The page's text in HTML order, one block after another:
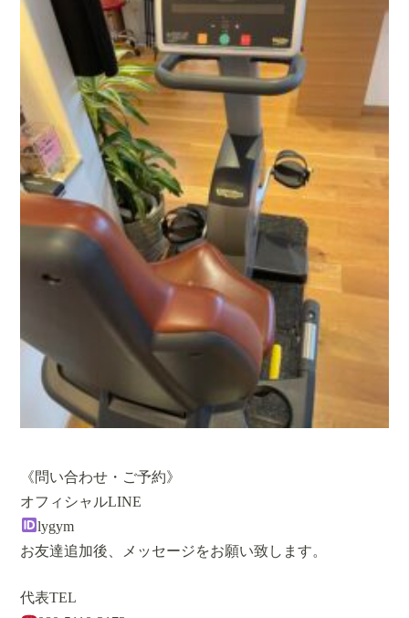
《問い合わせ・ご予約》
オフィシャルLINE
lygym
お友達追加後、メッセージをお願い致します。
代表TEL